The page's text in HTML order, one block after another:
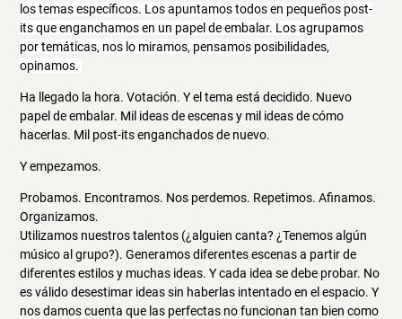
los temas específicos. Los apuntamos todos en pequeños post-
its que enganchamos en un papel de embalar. Los agrupamos
por temáticas, nos lo miramos, pensamos posibilidades,
opinamos.
Ha llegado la hora. Votación. Y el tema está decidido. Nuevo
papel de embalar. Mil ideas de escenas y mil ideas de cómo
hacerlas. Mil post-its enganchados de nuevo.
Y empezamos.
Probamos. Encontramos. Nos perdemos. Repetimos. Afinamos.
Organizamos.
Utilizamos nuestros talentos (¿alguien canta? ¿Tenemos algún
músico al grupo?). Generamos diferentes escenas a partir de
diferentes estilos y muchas ideas. Y cada idea se debe probar. No
es válido desestimar ideas sin haberlas intentado en el espacio. Y
nos damos cuenta que las perfectas no funcionan tan bien como